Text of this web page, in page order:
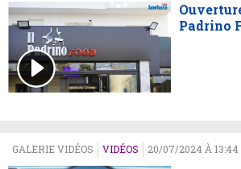
Padrino
GALERIE VIDÉOS VIDÉOS 20/07/2024 À 13:44